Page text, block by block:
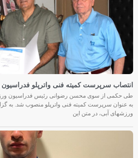
انتصاب سرپرست کمیته فنی واترپلو
طی حکمی از سوی محسن رضوانی رئیس فدراسیون
به عنوان سرپرست کمیته فنی واترپلو منصوب شد. به
ورزشهای آبی، در متن این